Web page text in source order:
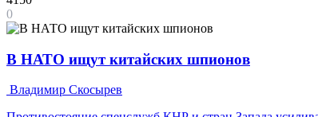
0
В НАТО ищут китайских шпионов
Владимир Скосырев